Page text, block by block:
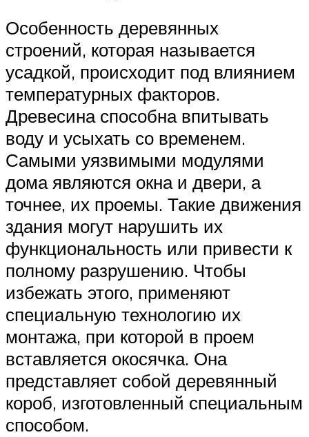
Особенность деревянных
строений, которая называется
усадкой, происходит под влиянием
температурных факторов.
Древесина способна впитывать
воду и усыхать со временем.
Самыми уязвимыми модулями
дома являются окна и двери, а
точнее, их проемы. Такие движения
здания могут нарушить их
функциональность или привести к
полному разрушению. Чтобы
избежать этого, применяют
специальную технологию их
монтажа, при которой в проем
вставляется окосячка. Она
представляет собой деревянный
короб, изготовленный специальным
способом.